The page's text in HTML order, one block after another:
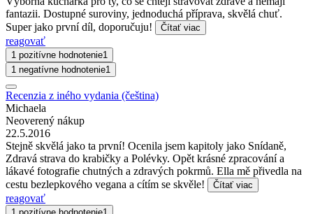
fantazii. Dostupné suroviny, jednoduchá příprava, skvělá chuť.
Super jako první díl, doporučuju!
Čítať viac
reagovať
1 pozitívne hodnotenie1
1 negatívne hodnotenie1
Recenzia z iného vydania (čeština)
Michaela
Neoverený nákup
22.5.2016
Stejně skvělá jako ta první! Ocenila jsem kapitoly jako Snídaně,
Zdravá strava do krabičky a Polévky. Opět krásné zpracování a
lákavé fotografie chutných a zdravých pokrmů. Ella mě přivedla na
cestu bezlepkového vegana a cítím se skvěle!
Čítať viac
reagovať